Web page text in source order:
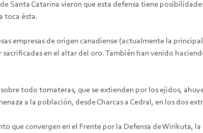
Santa Catarina vieron que esta defensa tiene
toca ésta.
empresas de origen canadiense (actualmente la
en el altar del oro. También han venido
todo tomateras, que se extienden por los ejidos,
a la población, desde Charcas a Cedral, en los dos
que convergen en el Frente por la Defensa de Wirikuta,